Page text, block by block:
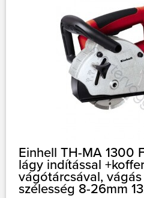
Einhell TH-MA 1300
lágy indítással
vágótárcsával,
szélesség 8-26mm